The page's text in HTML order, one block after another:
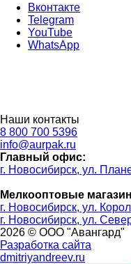
Вконтакте
Telegram
YouTube
WhatsApp
Наши контакты
8 800 700 5396
info@aurpak.ru
Главный офис:
г. Новосибирск, ул.
Мелкооптовые
г. Новосибирск, ул.
г. Новосибирск, ул.
2026 © ООО "Авангард"
Разработка сайта
dmitriyandreev.ru